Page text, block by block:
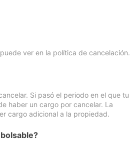
ver en la política de cancelación.
Si pasó el periodo en el que tu
haber un cargo por cancelar. La
cargo adicional a la propiedad.